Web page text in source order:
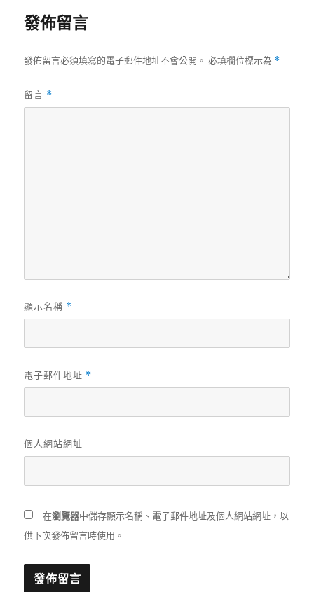
發佈留言
發佈留言必須填寫的電子郵件地址不會公開。 必填欄位標示為 *
留言 *
顯示名稱 *
電子郵件地址 *
個人網站網址
在瀏覽器中儲存顯示名稱、電子郵件地址及個人網站網址，以
供下次發佈留言時使用。